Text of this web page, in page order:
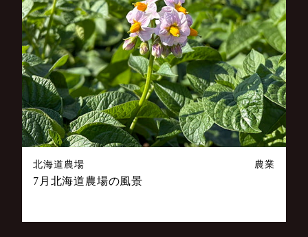
北海道農場 農業
7月北海道農場の風景